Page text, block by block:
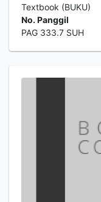
Textbook (BUKU)
No. Panggil
PAG 333.7 SUH